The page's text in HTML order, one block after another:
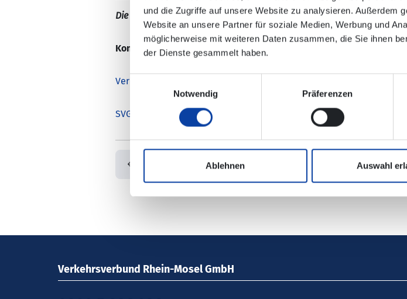
und die Zugriffe auf unsere Website zu analysieren. Außerdem
Website an unsere Partner für soziale Medien, Werbung und
möglicherweise mit weiteren Daten zusammen, die Sie ihnen
der Dienste gesammelt haben.
Notwendig
Präferenzen
Ablehnen Auswahl
Die Änderungen sind in der elektronischen Verbindungsauskunft
Kontaktdaten / zuständige Verkehrsunternehmen:
Verkehrsmeldungen DB Regio Bus Mitte: DRM, RMV, RMB
SVG Scherer Verkehrs GmbH
Verkehrsverbund Rhein-Mosel GmbH